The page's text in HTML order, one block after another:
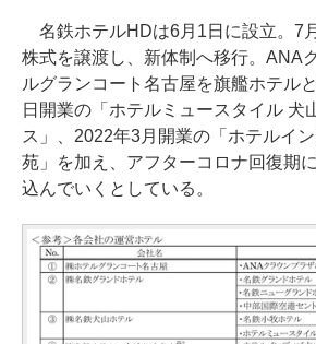
名鉄ホテルHDは6月1日に設立。7
株式を譲渡し、新体制へ移行。ANA
ルグランコート名古屋を旗艦ホテル
日開業の「ホテルミュースタイル 犬
ス」、2022年3月開業の「ホテルイ
苑」を加え、アフターコロナ回復期
込んでいくとしている。